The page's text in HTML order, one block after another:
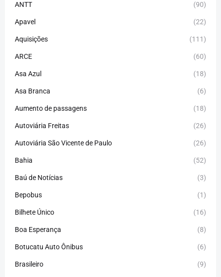
ANTT (90)
Apavel (22)
Aquisições (111)
ARCE (60)
Asa Azul (18)
Asa Branca (6)
Aumento de passagens (18)
Autoviária Freitas (26)
Autoviária São Vicente de Paulo (26)
Bahia (52)
Baú de Notícias (3)
Bepobus (1)
Bilhete Único (16)
Boa Esperança (8)
Botucatu Auto Ônibus (6)
Brasileiro (9)